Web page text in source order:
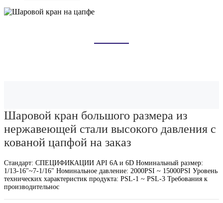
Шаровой кран большого размера из
нержавеющей стали высокого давления с
кованой цапфой на заказ
Стандарт: СПЕЦИФИКАЦИИ API 6A и 6D Номинальный размер:
1/13-16"~7-1/16" Номинальное давление: 2000PSI ~ 15000PSI Уровень
технических характеристик продукта: PSL-1 ~ PSL-3 Требования к
производительнос